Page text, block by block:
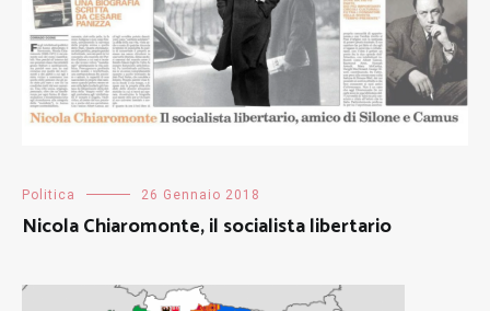
Politica 26 Gennaio 2018
Nicola Chiaromonte, il socialista libertario